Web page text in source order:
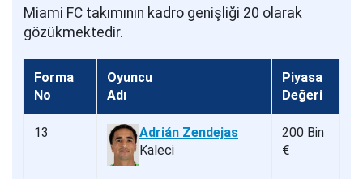
Miami FC takımının kadro genişliği 20 olarak
gözükmektedir.
Forma
No
Oyuncu
Adı
Piyasa
Değeri
13
Adrián Zendejas
Kaleci
200 Bin
€